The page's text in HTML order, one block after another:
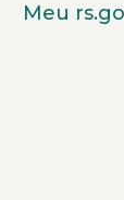
Meu